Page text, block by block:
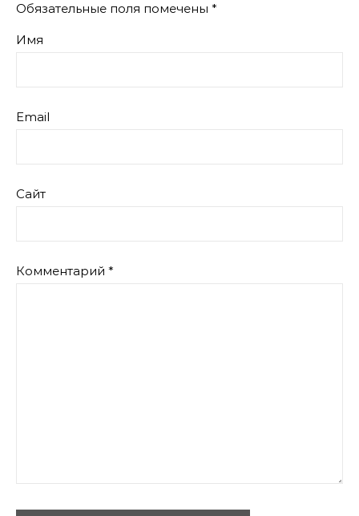
Обязательные поля помечены *
Имя
Email
Сайт
Комментарий *